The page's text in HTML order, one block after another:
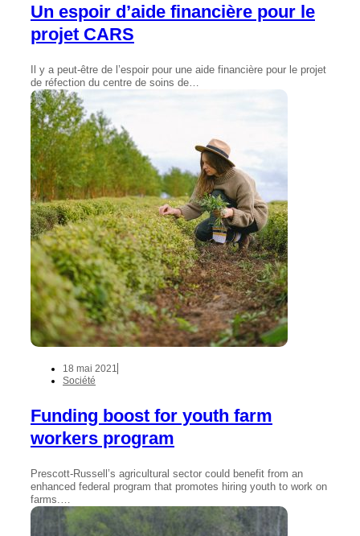
Un espoir d’aide financière pour le
projet CARS
Il y a peut-être de l’espoir pour une aide financière pour le projet
de réfection du centre de soins de…
18 mai 2021
Société
Funding boost for youth farm
workers program
Prescott-Russell’s agricultural sector could benefit from an
enhanced federal program that promotes hiring youth to work on
farms.…